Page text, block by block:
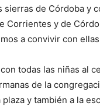
sierras de Córdoba y
Corrientes y de
a convivir con
todas las niñas al
de la
y también a la